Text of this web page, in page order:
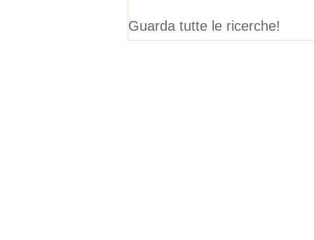
Guarda tutte le ricerche!